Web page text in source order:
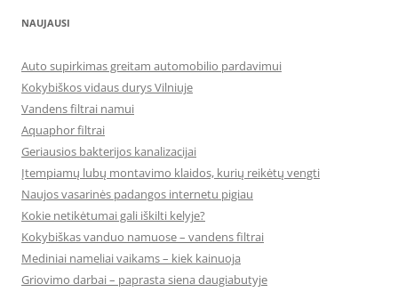
NAUJAUSI
Auto supirkimas greitam automobilio pardavimui
Kokybiškos vidaus durys Vilniuje
Vandens filtrai namui
Aquaphor filtrai
Geriausios bakterijos kanalizacijai
Įtempiamų lubų montavimo klaidos, kurių reikėtų vengti
Naujos vasarinės padangos internetu pigiau
Kokie netikėtumai gali iškilti kelyje?
Kokybiškas vanduo namuose – vandens filtrai
Mediniai nameliai vaikams – kiek kainuoja
Griovimo darbai – paprasta siena daugiabutyje